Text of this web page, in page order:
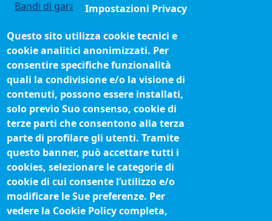
Bandi di gara
Concorsi e selezioni
Organigramma
Procedimenti (come fare per)
Siti tematici
Biblioteca camerale
Fatturazione elettronica
IBAN pagamenti alla CCIAA
Questionari soddisfazione utenti
Seguici su
Impostazioni Privacy
Questo sito utilizza cookie tecnici e
cookie analitici anonimizzati. Per
consentire specifiche funzionalità
quali la condivisione e/o la visione di
contenuti, possono essere installati,
solo previo Suo consenso, cookie di
terze parti che consentono alla terza
parte di profilare gli utenti. Tramite
questo banner, può accettare tutti i
cookies, selezionare le categorie di
cookie di cui consente l’utilizzo e/o
modificare le Sue preferenze. Per
vedere la Cookie Policy completa,